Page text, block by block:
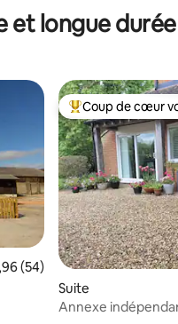
et longue
moyenne sur la
(54)
Coups de cœur
Coup de cœur
Suite
Annexe